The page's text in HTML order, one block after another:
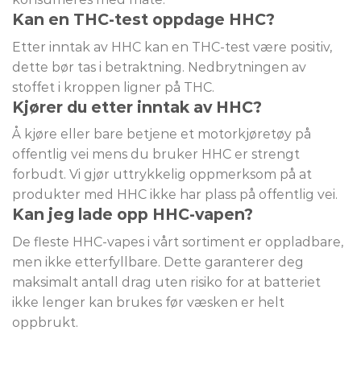
Kan en THC-test oppdage HHC?
Etter inntak av HHC kan en THC-test være positiv,
dette bør tas i betraktning. Nedbrytningen av
stoffet i kroppen ligner på THC.
Kjører du etter inntak av HHC?
Å kjøre eller bare betjene et motorkjøretøy på
offentlig vei mens du bruker HHC er strengt
forbudt. Vi gjør uttrykkelig oppmerksom på at
produkter med HHC ikke har plass på offentlig vei.
Kan jeg lade opp HHC-vapen?
De fleste HHC-vapes i vårt sortiment er oppladbare,
men ikke etterfyllbare. Dette garanterer deg
maksimalt antall drag uten risiko for at batteriet
ikke lenger kan brukes før væsken er helt
oppbrukt.